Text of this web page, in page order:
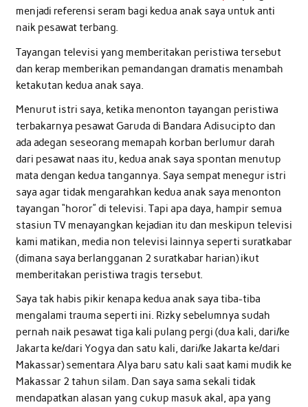
menjadi referensi seram bagi kedua anak saya untuk anti
naik pesawat terbang.
Tayangan televisi yang memberitakan peristiwa tersebut
dan kerap memberikan pemandangan dramatis menambah
ketakutan kedua anak saya.
Menurut istri saya, ketika menonton tayangan peristiwa
terbakarnya pesawat Garuda di Bandara Adisucipto dan
ada adegan seseorang memapah korban berlumur darah
dari pesawat naas itu, kedua anak saya spontan menutup
mata dengan kedua tangannya. Saya sempat menegur istri
saya agar tidak mengarahkan kedua anak saya menonton
tayangan “horor” di televisi. Tapi apa daya, hampir semua
stasiun TV menayangkan kejadian itu dan meskipun televisi
kami matikan, media non televisi lainnya seperti suratkabar
(dimana saya berlangganan 2 suratkabar harian) ikut
memberitakan peristiwa tragis tersebut.
Saya tak habis pikir kenapa kedua anak saya tiba-tiba
mengalami trauma seperti ini. Rizky sebelumnya sudah
pernah naik pesawat tiga kali pulang pergi (dua kali, dari/ke
Jakarta ke/dari Yogya dan satu kali, dari/ke Jakarta ke/dari
Makassar) sementara Alya baru satu kali saat kami mudik ke
Makassar 2 tahun silam. Dan saya sama sekali tidak
mendapatkan alasan yang cukup masuk akal, apa yang